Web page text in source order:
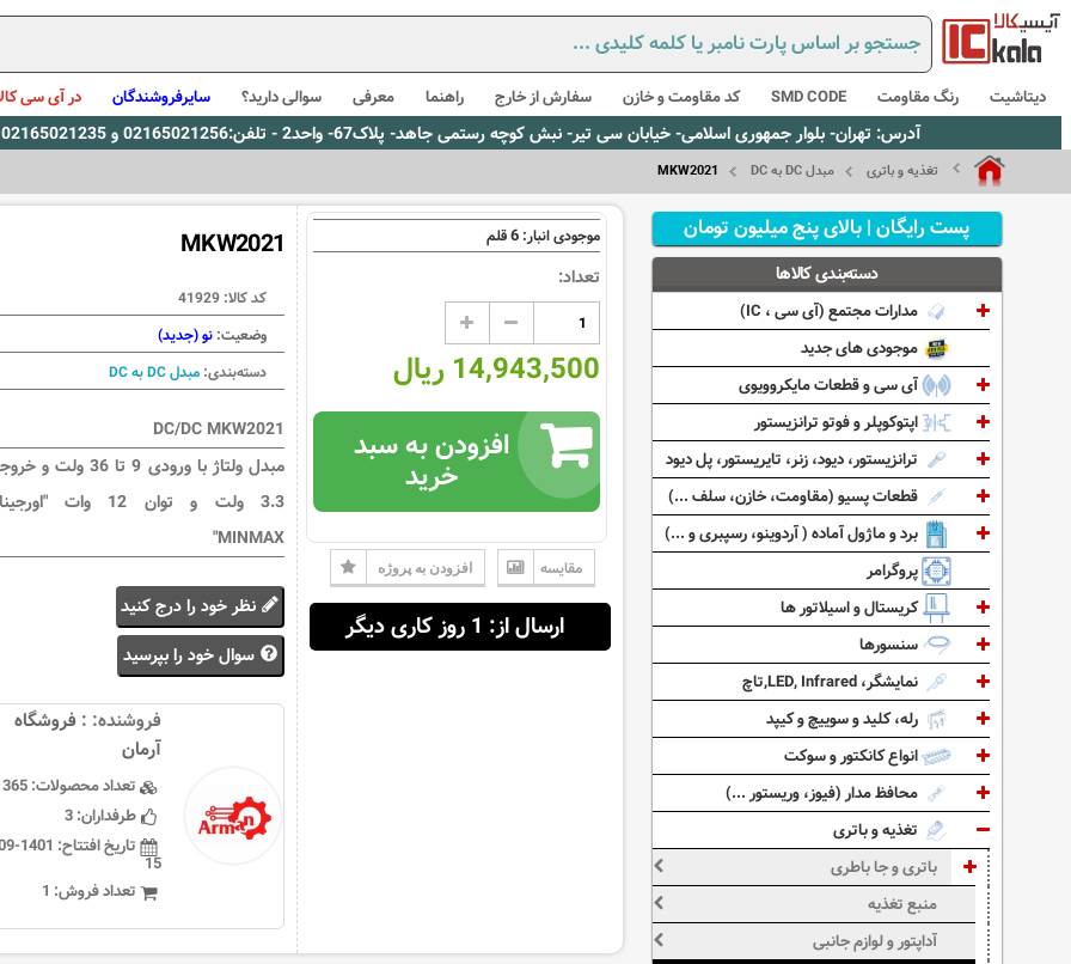
دیتاشیت رنگ مقاومت SMD CODE کد مقاومت و خازن سفارش از خارج راهنما معرفی سوالی دارید؟ سایرفروشندگان در آی سی
آدرس: تهران- بلوار جمهوری اسلامی- خیابان سی تیر- نبش کوچه رستمی جاهد- پلاک67- واحد2 - تلفن:02165021256 و 02165021235، پیام رسان بله: 09309563731 ساعت کاری 9 لغایت 16
تغذیه و باتری مبدل DC به DC MKW2021
MKW2021
کد کالا: 41929
وضعیت: نو (جدید)
دسته‌بندی: مبدل DC به DC
DC/DC MKW2021
مبدل ولتاژ با ورودی 9 تا 36 ولت
3.3 ولت و توان 12 وات
MINMAX"
نظر خود را درج کنید
سوال خود را بپرسید
فروشنده: : فروشگاه
آرمان
تعداد محصولات:365
طرفداران:3
تاریخ افتتاح:
15
تعداد فروش: 1
موجودی انبار:6قلم
تعداد:
14,943,500 ریال
افزودن به سبد
خرید
مقایسه افزودن به پروژه
ارسال از: 1 روز کاری دیگر
پست رایگان | بالای پنج میلیون تومان
دسته‌بندی کالاها
مدارات مجتمع (آی سی ، IC)
موجودی های جدید
آی سی و قطعات مایکروویوی
اپتوکوپلر و فوتو ترانزیستور
ترانزیستور، دیود، زنر، تایریستور، پل دیود
قطعات پسیو (مقاومت، خازن، سلف ...)
برد و ماژول آماده ( آردوینو، رسپبری و ...)
پروگرامر
کریستال و اسیلاتور ها
سنسورها
نمایشگر، LED, Infrared,تاچ
رله، کلید و سوییچ و کیپد
انواع کانکتور و سوکت
محافظ مدار (فیوز، وریستور ...)
تغذیه و باتری
باتری و جا باطری
منبع تغذیه
آداپتور و لوازم جانبی